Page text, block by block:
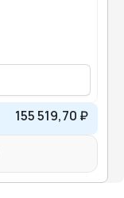
155 519,70 ₽